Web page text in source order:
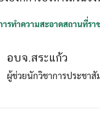
ารทำความสะอาดสถานที่รา
อบจ.สระแก้ว
ผู้ช่วยนักวิชาการประชา